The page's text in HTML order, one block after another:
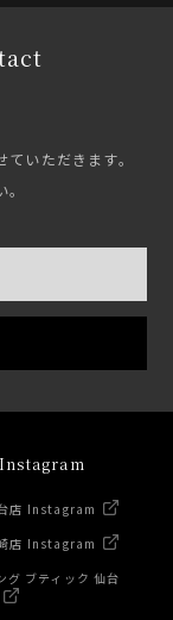
いただきます。
店 Instagram
店 Instagram
グ ブティック 仙台